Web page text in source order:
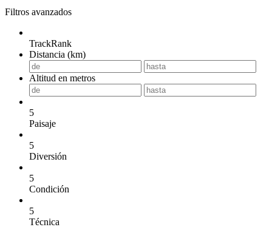
Filtros avanzados
TrackRank
Distancia (km)
Altitud en metros
5
Paisaje
5
Diversión
5
Condición
5
Técnica